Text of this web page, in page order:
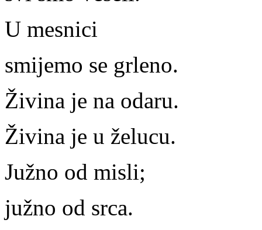
U mesnici
smijemo se grleno.
Živina je na odaru.
Živina je u želucu.
Južno od misli;
južno od srca.